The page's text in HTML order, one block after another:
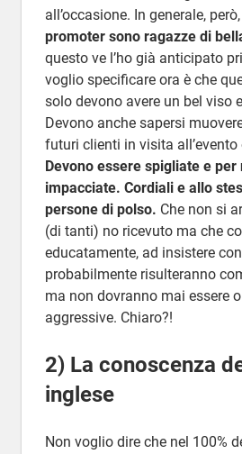
all’occasione. In generale, però,
promoter sono ragazze di
questo ve l’ho già anticipato
voglio specificare ora è che
solo devono avere un bel viso
Devono anche sapersi
futuri clienti in visita all’evento
Devono essere spigliate e per
impacciate. Cordiali e allo
persone di polso. Che non si
(di tanti) no ricevuto ma che
educatamente, ad insistere
probabilmente risulteranno
ma non dovranno mai essere
aggressive. Chiaro?!
2) La conoscenza
inglese
Non voglio dire che nel 100%